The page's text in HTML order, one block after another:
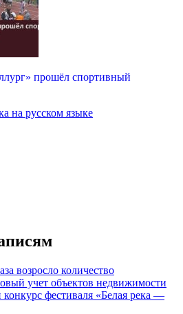
прошёл спортивный
на русском языке
возросло количество
учет объектов недвижимости
фестиваля «Белая река —